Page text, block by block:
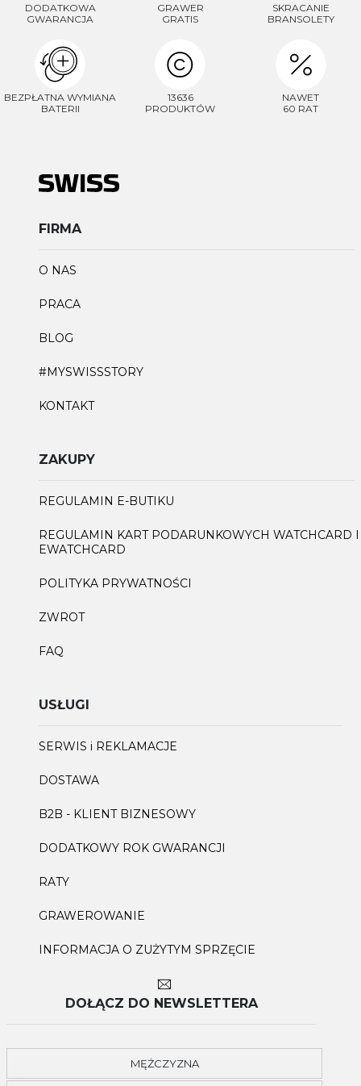
DODATKOWA
GWARANCJA
GRAWER
GRATIS
SKRACANIE
BRANSOLETY
BEZPŁATNA WYMIANA
BATERII
13636
PRODUKTÓW
NAWET
60 RAT
FIRMA
O NAS
PRACA
BLOG
#MYSWISSSTORY
KONTAKT
ZAKUPY
REGULAMIN E-BUTIKU
REGULAMIN KART PODARUNKOWYCH WATCHCARD I
EWATCHCARD
POLITYKA PRYWATNOŚCI
ZWROT
FAQ
USŁUGI
SERWIS i REKLAMACJE
DOSTAWA
B2B - KLIENT BIZNESOWY
DODATKOWY ROK GWARANCJI
RATY
GRAWEROWANIE
INFORMACJA O ZUŻYTYM SPRZĘCIE
DOŁĄCZ DO NEWSLETTERA
MĘŻCZYZNA